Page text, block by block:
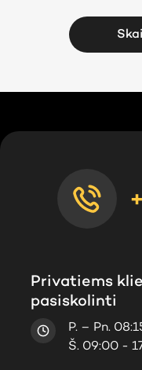
Privatiems
pasiskolinti
P. – Pn.
Š. 09:00 -